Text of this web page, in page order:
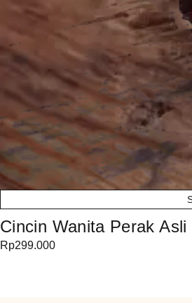
Cincin Wanita Perak
Rp299.000